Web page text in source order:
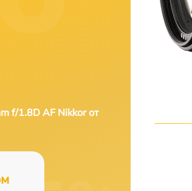
f/1.8D AF Nikkor от